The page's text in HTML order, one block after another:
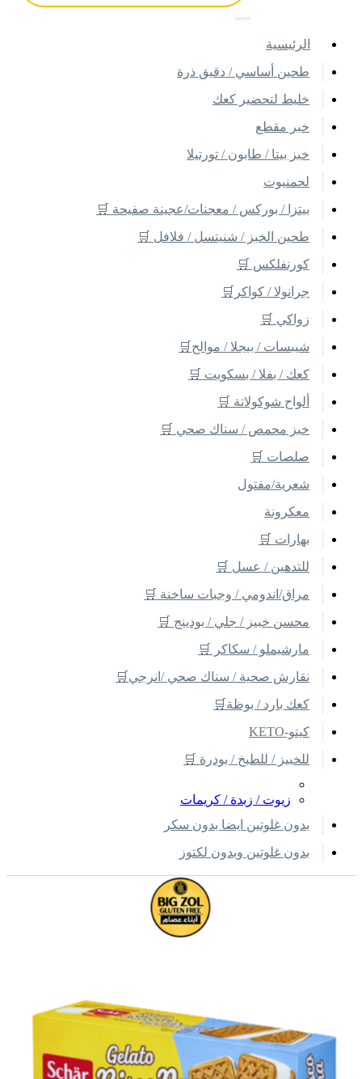
اﻟﺮﺋﻴﺴﻴﺔ
طحين أساسي / دقيق ذرة
خليط لتحضير كعك
خبر مقطع
خبز بيتا / طابون / تورتيلا
لحمنيوت
بيتزا / بوركس / معجنات/عجينة صفيحة 🛒
طحين الخبز / شنيتسل / فلافل 🛒
كورنفلكس 🛒
جرانولا / كواكر🛒
زواكي 🛒
شيبسات / بيجلا / موالح🛒
كعك / بفلا / بسكويت 🛒
ألواح شوكولاتة 🛒
خبز محمص / سناك صحي 🛒
صلصات 🛒
شعرية/مفتول
معكرونة
بهارات 🛒
للتدهين / عسل 🛒
مراق/اندومي / وجبات ساخنة 🛒
محسن خبيز / جلي / بودينج 🛒
مارشيملو / سكاكر 🛒
نقارش صحية / سناك صحي /انرجي🛒
كعك بارد / بوظة🛒
كيتو-KETO
للخبيز / للطبخ / بودرة 🛒
زيوت / زبدة / كريمات
بدون غلوتين ايضا بدون سكر
بدون غلوتين وبدون لكتوز